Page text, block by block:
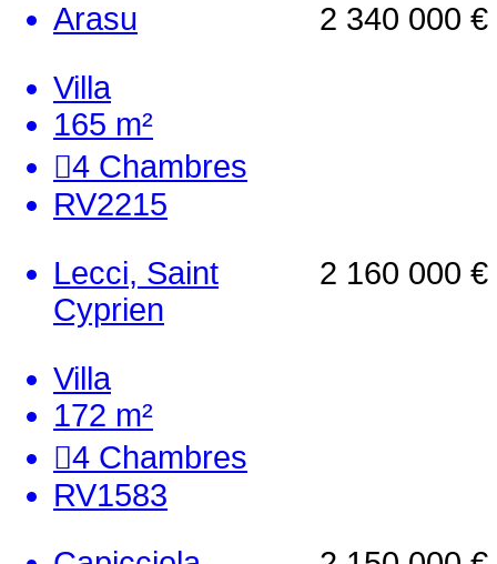
2 340 000 €
Arasu
Villa
165 m²
4 Chambres
RV2215
2 160 000 €
Lecci, Saint
Cyprien
Villa
172 m²
4 Chambres
RV1583